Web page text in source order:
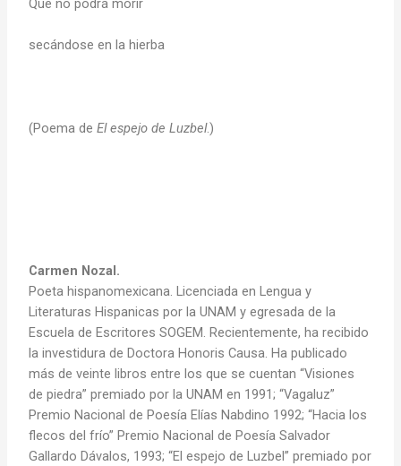
Que no podrá morir
secándose en la hierba
(Poema deEl espejo de Luzbel.)
Carmen Nozal.
Poeta hispanomexicana. Licenciada en Lengua y
Literaturas Hispanicas por la UNAM y egresada de la
Escuela de Escritores SOGEM. Recientemente, ha recibido
la investidura de Doctora Honoris Causa. Ha publicado
más de veinte libros entre los que se cuentan “Visiones
de piedra” premiado por la UNAM en 1991; “Vagaluz”
Premio Nacional de Poesía Elías Nabdino 1992; “Hacia los
flecos del frío” Premio Nacional de Poesía Salvador
Gallardo Dávalos, 1993; “El espejo de Luzbel” premiado por